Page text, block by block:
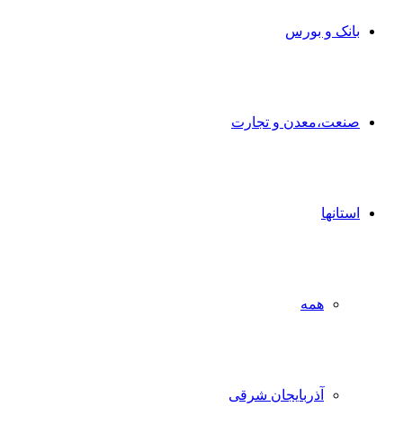
بانک و بورس
صنعت،معدن و تجارت
استانها
همه
آذربایجان شرقی